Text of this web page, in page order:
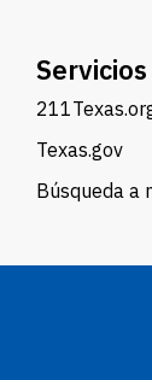
Texas.gov
Búsqueda a